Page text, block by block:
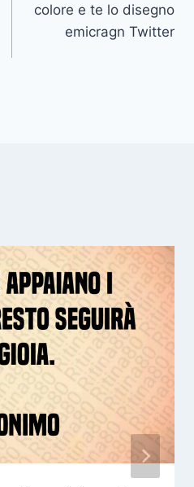
colore e te lo disegno
emicragn Twitter